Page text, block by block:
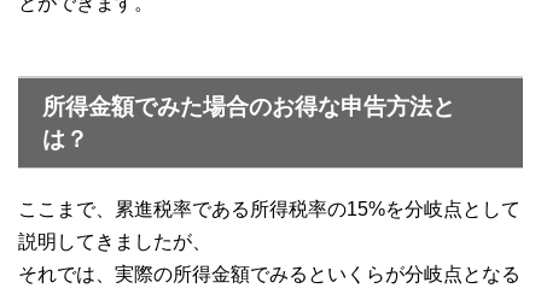
所得金額でみた場合のお得な申告方法と
は？
ここまで、累進税率である所得税率の15%を分岐点として
説明してきましたが、
それでは、実際の所得金額でみるといくらが分岐点となる